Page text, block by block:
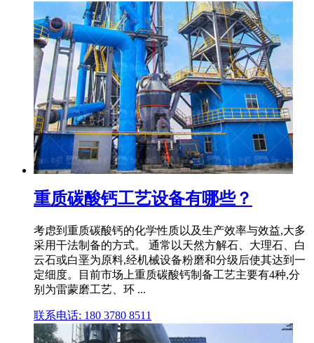
重质碳酸钙工艺设备有哪些？
考虑到重质碳酸钙的化学性质以及生产效率与效益,大多
采用干法制备的方式。 通常以天然方解石、大理石、白
云石或白垩为原料,经机械设备粉磨和分级后使其达到一
定细度。目前市场上重质碳酸钙制备工艺主要有4种,分
别为雷蒙磨工艺、环 ...
联系电话: 180 3780 8511